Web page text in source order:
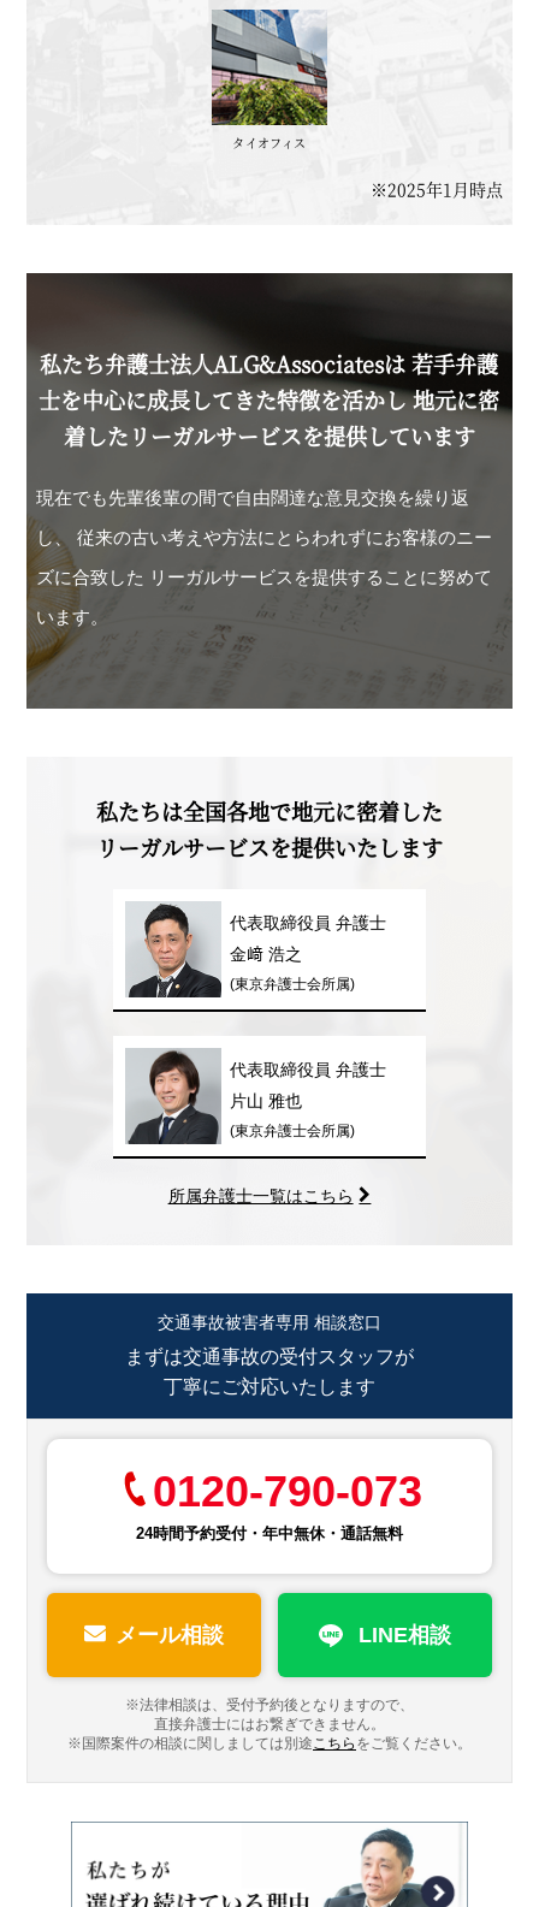
タイオフィス
※2025年1月時点
私たち弁護士法人ALG&Associatesは若手弁護
士を中心に成長してきた特徴を活かし地元に密
着したリーガルサービスを提供しています
現在でも先輩後輩の間で自由闊達な意見交換を繰り返
し、
従来の古い考えや方法にとらわれずにお客様のニー
ズに合致した リーガルサービスを提供することに努めて
います。
私たちは全国各地で地元に密着した
リーガルサービスを提供いたします
代表取締役員 弁護士
金﨑 浩之
(東京弁護士会所属)
代表取締役員 弁護士
片山 雅也
(東京弁護士会所属)
所属弁護士一覧はこちら
交通事故被害者専用 相談窓口
まずは交通事故の受付スタッフが
丁寧にご対応いたします
0120-790-073
24時間予約受付・年中無休・通話無料
メール相談 LINE相談
※法律相談は、受付予約後となりますので、
直接弁護士にはお繋ぎできません。
※国際案件の相談に関しましては別途こちら をご覧ください。